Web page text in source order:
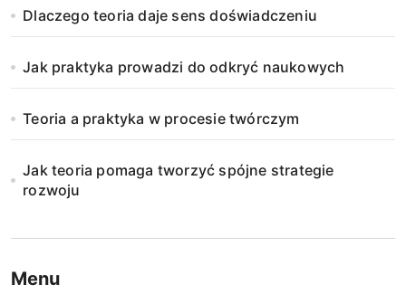
Dlaczego teoria daje sens doświadczeniu
Jak praktyka prowadzi do odkryć naukowych
Teoria a praktyka w procesie twórczym
Jak teoria pomaga tworzyć spójne strategie
rozwoju
Menu